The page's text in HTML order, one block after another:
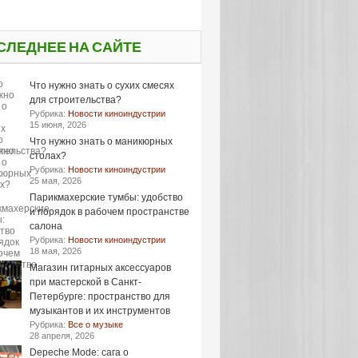
НА САЙТЕ
Что нужно знать о сухих смесях
для строительства?
Рубрика: Новости киноиндустрии
15 июня, 2026
Что нужно знать о маникюрных
столах?
Рубрика: Новости киноиндустрии
25 мая, 2026
Парикмахерские тумбы: удобство
и порядок в рабочем пространстве
салона
Рубрика: Новости киноиндустрии
18 мая, 2026
Магазин гитарных аксессуаров
при мастерской в Санкт-
Петербурге: пространство для
музыкантов и их инструментов
Рубрика: Все о музыке
28 апреля, 2026
Depeche Mode: сага о